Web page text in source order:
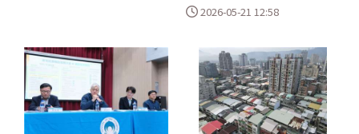
2026-05-21 12:58